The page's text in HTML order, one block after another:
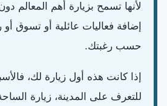
لأنها تسمح بزيارة أهم المعالم
إضافة فعاليات عائلية أو تسوق
حسب رغبتك.
إذا كانت هذه أول زيارة لك،
للتعرف على المدينة، زيارة